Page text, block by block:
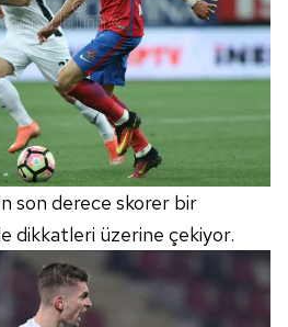
son derece skorer bir
dikkatleri üzerine çekiyor.